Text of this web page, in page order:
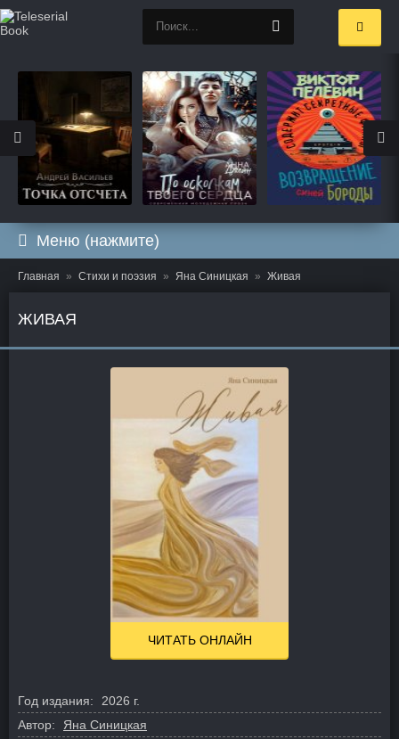
Меню (нажмите)
Главная Стихи и поэзия Яна Синицкая Живая
ЖИВАЯ
ЧИТАТЬ ОНЛАЙН
Год издания:
2026 г.
Автор:
Яна Синицкая